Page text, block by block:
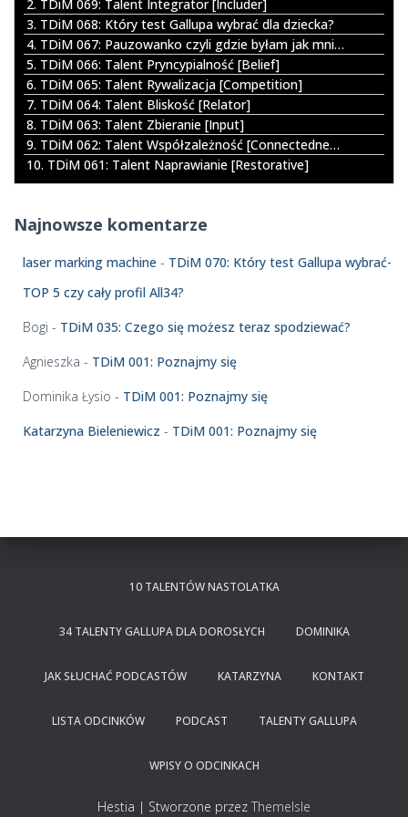
a
c
z
p
l
i
k
ó
w
d
w
ę
k
w
c
2. TDiM 069: Talent Integrator [Includer]
3. TDiM 068: Który test Gallupa wybrać dla dziecka?
4. TDiM 067: Pauzowanko czyli gdzie byłam jak mnie nie było
5. TDiM 066: Talent Pryncypialność [Belief]
6. TDiM 065: Talent Rywalizacja [Competition]
7. TDiM 064: Talent Bliskość [Relator]
8. TDiM 063: Talent Zbieranie [Input]
9. TDiM 062: Talent Współzależność [Connectedness]
10. TDiM 061: Talent Naprawianie [Restorative]
Najnowsze komentarze
laser marking machine - TDiM 070: Który test Gallupa wybrać-
TOP 5 czy cały profil All34?
Bogi - TDiM 035: Czego się możesz teraz spodziewać?
Agnieszka - TDiM 001: Poznajmy się
Dominika Łysio - TDiM 001: Poznajmy się
Katarzyna Bieleniewicz - TDiM 001: Poznajmy się
10 TALENTÓW NASTOLATKA
34 TALENTY GALLUPA DLA DOROSŁYCH DOMINIKA
JAK SŁUCHAĆ PODCASTÓW KATARZYNA KONTAKT
LISTA ODCINKÓW PODCAST TALENTY GALLUPA
WPISY O ODCINKACH
Hestia | Stworzone przez ThemeIsle